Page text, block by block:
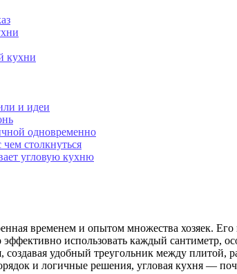
кухни
и идеи
одновременно
столкнуться
угловую кухню
временем и опытом множества хозяек.
использовать каждый
создавая удобный треугольник между
и логичные решения, угловая кухня —